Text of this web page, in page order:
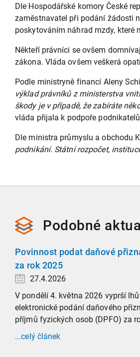
Dle Hospodářské komory České
zaměstnavatel při podání žádosti
poskytováním náhrad mzdy, které
Někteří právníci se ovšem
zákona. Vláda ovšem veškerá
Podle ministryně financí Aleny
výklad právníků z ministerstva
škody je v případě, že zabíráte
vláda přijala k podpoře
Dle ministra průmyslu a obchodu
podnikání. Státní rozpočet,
Podobné
Povinnost podat daňové
za rok 2025
27.4.2026
V pondělí 4. května 2026 vyprší
elektronické podání daňového
příjmů fyzických osob (DPFO) za
Zaměříme se detailně na to, kde
povinnosti přiznání podat, jaké
...celý článek